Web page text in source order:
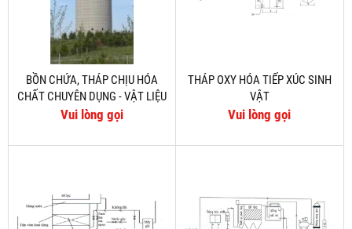
BỒN CHỨA, THÁP CHỊU HÓA
CHẤT CHUYÊN DỤNG - VẬT LIỆU
COMPOSITE
Vui lòng gọi
THÁP OXY HÓA TIẾP XÚC SINH
VẬT
Vui lòng gọi